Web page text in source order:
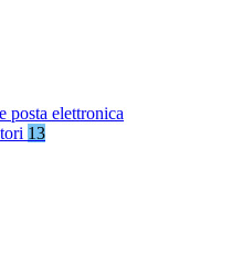
posta elettronica
13